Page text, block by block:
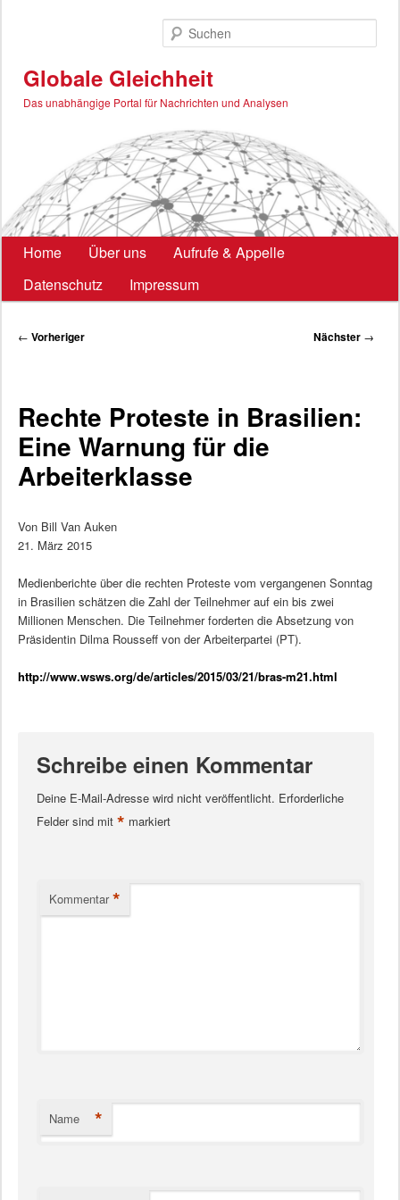
Globale Gleichheit
Das unabhängige Portal für Nachrichten und Analysen
Hauptmenü
Home Über uns
Aufrufe & Appelle
Datenschutz
Impressum
Beitragsnavigation
← Vorheriger Nächster →
Rechte Proteste in Brasilien:
Eine Warnung für die
Arbeiterklasse
Von Bill Van Auken
21. März 2015
Medienberichte über die rechten Proteste vom vergangenen Sonntag
in Brasilien schätzen die Zahl der Teilnehmer auf ein bis zwei
Millionen Menschen. Die Teilnehmer forderten die Absetzung von
Präsidentin Dilma Rousseff von der Arbeiterpartei (PT).
http://www.wsws.org/de/articles/2015/03/21/bras-m21.html
Schreibe einen Kommentar
Deine E-Mail-Adresse wird nicht veröffentlicht. Erforderliche
Felder sind mit * markiert
Kommentar *
Name *